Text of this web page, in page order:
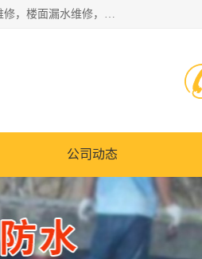
东莞市华展防水补漏装饰工程有限公司主要服务有：东莞防水补漏，东莞厂房防水补漏，东莞房屋渗漏水维修，楼面漏水维修，裂缝补漏，伸缩缝补漏，卫生间防水改造，厕所漏水补漏，外墙窗台补漏，电梯井堵漏，地下车库防水引水工程等
公司动态